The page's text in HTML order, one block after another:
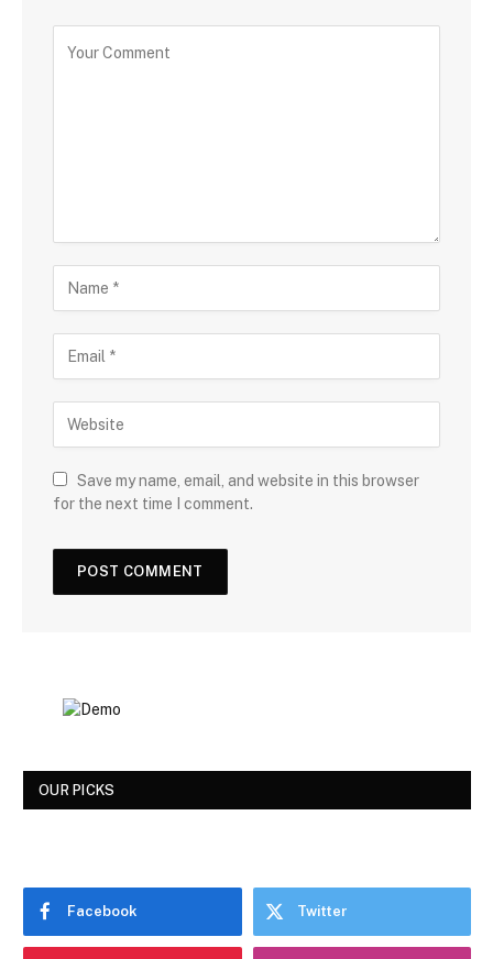
Save my name, email, and website in this browser
for the next time I comment.
OUR PICKS
Facebook Twitter